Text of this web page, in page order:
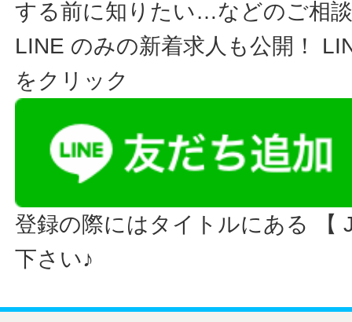
する前に知りたい…などのご相
LINE のみの新着求人も公開！
をクリック
登録の際にはタイトルにある 【
下さい♪